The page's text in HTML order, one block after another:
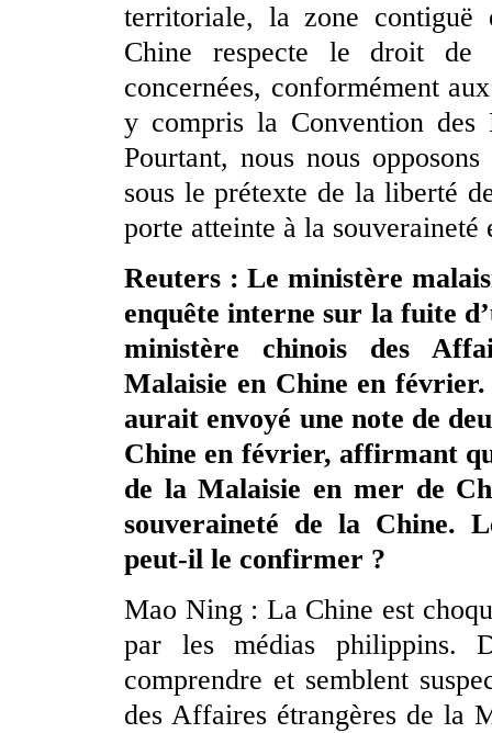
territoriale, la zone contiguë
Chine respecte le droit de
concernées, conformément
y compris la Convention
Pourtant, nous nous
sous le prétexte de la liberté
porte atteinte à la
Reuters : Le ministère
enquête interne sur la fuite
ministère chinois des
Malaisie en Chine en
aurait envoyé une note de
Chine en février, affirmant
de la Malaisie en mer de
souveraineté de la Chine.
peut-il le confirmer ?
Mao Ning : La Chine est
par les médias philippins.
comprendre et semblent
des Affaires étrangères de la